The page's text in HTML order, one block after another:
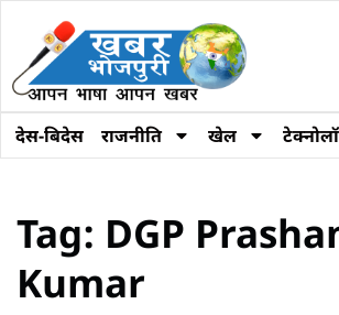
देस-बिदेस राजनीति खेल
Tag: DGP
Kumar